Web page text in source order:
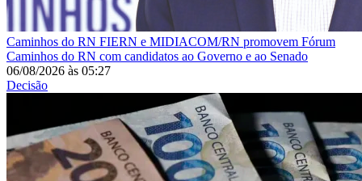
Caminhos do RN FIERN e MIDIACOM/RN promovem Fórum
Caminhos do RN com candidatos ao Governo e ao Senado
06/08/2026 às 05:27
Decisão